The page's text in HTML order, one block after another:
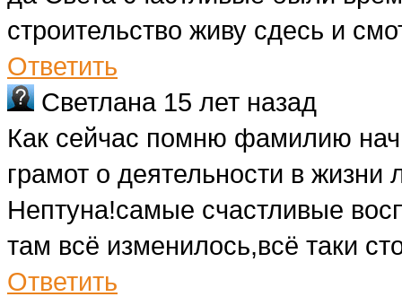
строительство живу сдесь и
Ответить
Светлана 15 лет назад
Как сейчас помню фамилию нач
грамот о деятельности в
Нептуна!самые счастливые
там всё изменилось,всё таки
Ответить